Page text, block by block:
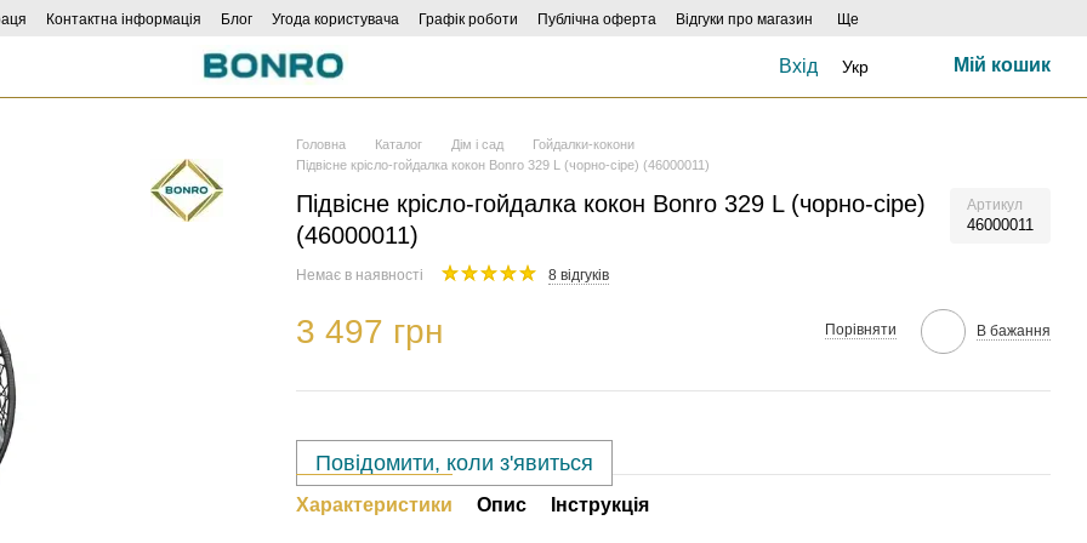
Контактна інформація Блог Угода користувача Графік роботи Публічна оферта Відгуки про магазин Ще
Вхід Укр Мій кошик
Головна Каталог Дім і сад
Гойдалки-кокони
Підвісне крісло-гойдалка кокон Bonro 329 L (чорно-сіре) (46000011)
Підвісне крісло-гойдалка кокон Bonro 329 L (чорно-сіре)
(46000011)
Артикул
46000011
Немає в наявності 8 відгуків
3 497 грн Порівняти В бажання
Повідомити, коли з'явиться
Характеристики Опис Інструкція